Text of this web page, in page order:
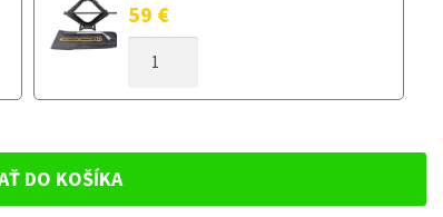
59 €
DOJAZDOVÉ
8
2003-
DO KOŠÍKA